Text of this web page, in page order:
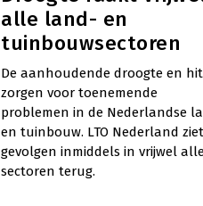
alle land- en
tuinbouwsectoren
De aanhoudende droogte en
zorgen voor toenemende
problemen in de Nederlandse
en tuinbouw. LTO Nederland
gevolgen inmiddels in vrijwel
sectoren terug.